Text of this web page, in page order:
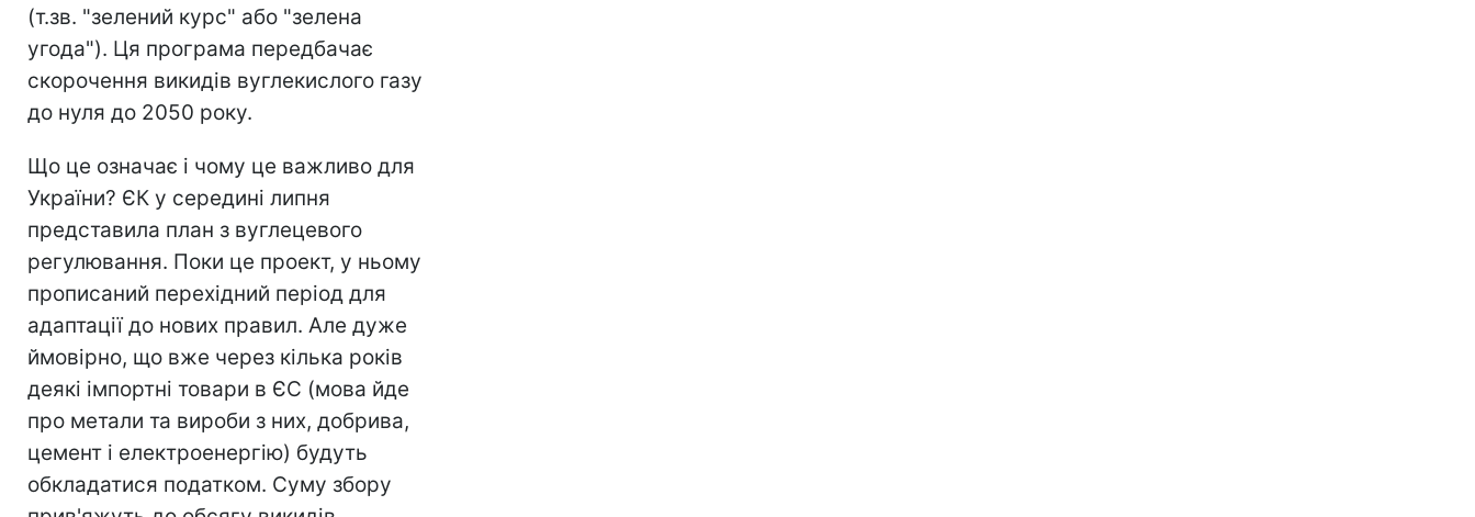
(т.зв. "зелений курс" або "зелена
угода"). Ця програма передбачає
скорочення викидів вуглекислого газу
до нуля до 2050 року.
Що це означає і чому це важливо для
України? ЄК у середині липня
представила план з вуглецевого
регулювання. Поки це проект, у ньому
прописаний перехідний період для
адаптації до нових правил. Але дуже
ймовірно, що вже через кілька років
деякі імпортні товари в ЄС (мова йде
про метали та вироби з них, добрива,
цемент і електроенергію) будуть
обкладатися податком. Суму збору